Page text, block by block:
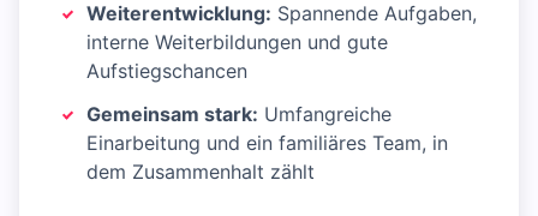
Weiterentwicklung: Spannende Aufgaben,
interne Weiterbildungen und gute
Aufstiegschancen
Gemeinsam stark: Umfangreiche
Einarbeitung und ein familiäres Team, in
dem Zusammenhalt zählt